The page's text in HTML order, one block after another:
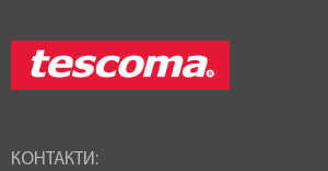
КОНТАКТИ: